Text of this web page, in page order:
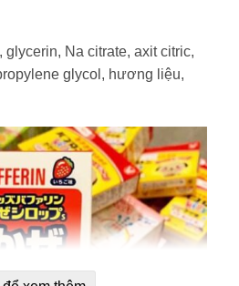
Na citrate, axit citric,
glycol, hương liệu,